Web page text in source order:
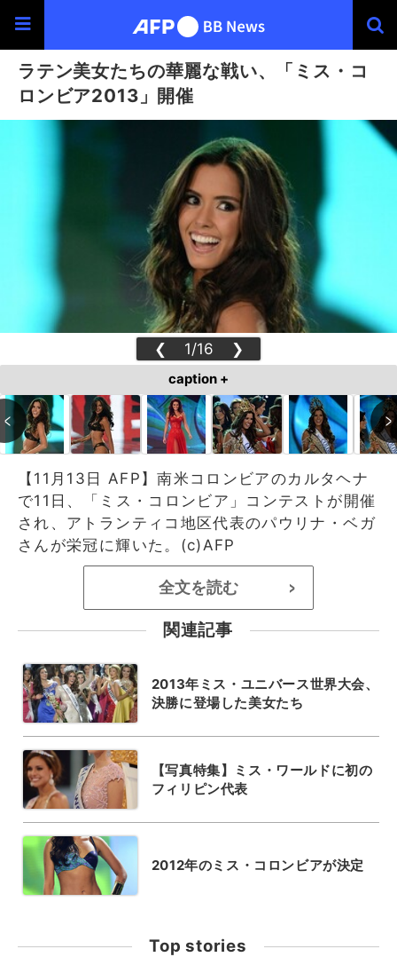
ラテン美女たちの華麗な戦い、「ミス・コ
ロンビア2013」開催
❮ 1/16 ❯
caption +
【11月13日 AFP】南米コロンビアのカルタヘナ
で11日、「ミス・コロンビア」コンテストが開催
され、アトランティコ地区代表のパウリナ・ベガ
さんが栄冠に輝いた。(c)AFP
全文を読む >
関連記事
2013年ミス・ユニバース世界大会、
決勝に登場した美女たち
【写真特集】ミス・ワールドに初の
フィリピン代表
2012年のミス・コロンビアが決定
Top stories